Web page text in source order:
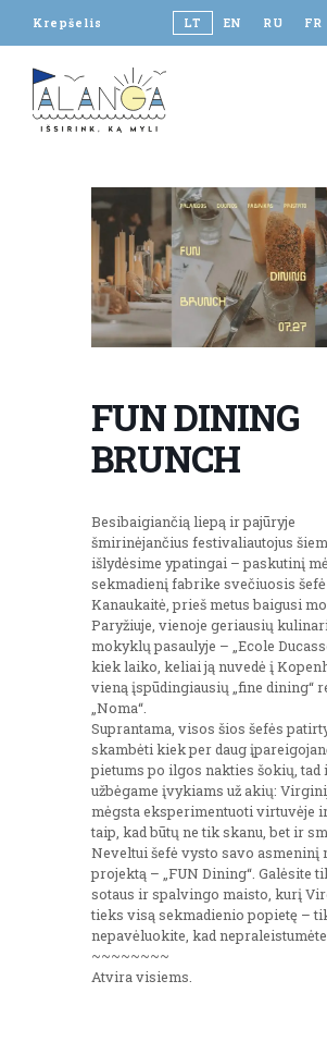
Krepšelis LT EN RU FR
FUN DINING
BRUNCH
Besibaigiančią liepą ir pajūryje
šmirinėjančius festivaliautojus
išlydėsime ypatingai – paskutinį
sekmadienį fabrike svečiuosis
Kanaukaitė, prieš metus baigusi
Paryžiuje, vienoje geriausių
mokyklų pasaulyje – „Ecole
kiek laiko, keliai ją nuvedė į
vieną įspūdingiausių „fine dining“
„Noma“.
Suprantama, visos šios šefės
skambėti kiek per daug
pietums po ilgos nakties šokių, tad
užbėgame įvykiams už akių:
mėgsta eksperimentuoti virtuvėje
taip, kad būtų ne tik skanu, bet ir
Neveltui šefė vysto savo asmeninį
projektą – „FUN Dining“. Galėsite
sotaus ir spalvingo maisto, kurį
tieks visą sekmadienio popietę –
nepavėluokite, kad nepraleistumėte.
~~~~~~~~
Atvira visiems.